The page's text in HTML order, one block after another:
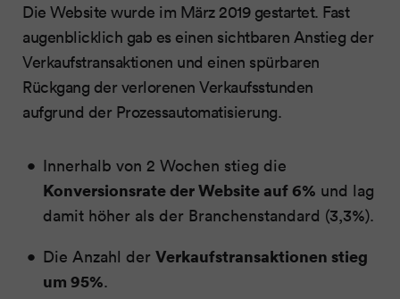
Die Website wurde im März 2019 gestartet. Fast
augenblicklich gab es einen sichtbaren Anstieg der
Verkaufstransaktionen und einen spürbaren
Rückgang der verlorenen Verkaufsstunden
aufgrund der Prozessautomatisierung.
Innerhalb von 2 Wochen stieg die
Konversionsrate der Website auf 6% und lag
damit höher als der Branchenstandard (3,3%).
Die Anzahl derVerkaufstransaktionen stieg
um 95%.